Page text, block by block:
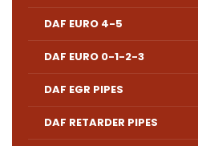
DAF EURO 4-5
DAF EURO 0-1-2-3
DAF EGR PIPES
DAF RETARDER PIPES